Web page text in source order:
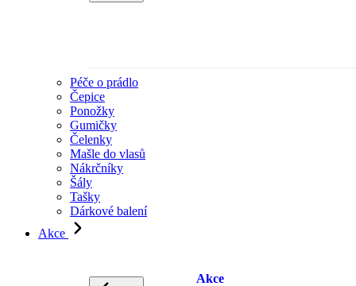
Péče o prádlo
Čepice
Ponožky
Gumičky
Čelenky
Mašle do vlasů
Nákrčníky
Šály
Tašky
Dárkové balení
Akce
Akce